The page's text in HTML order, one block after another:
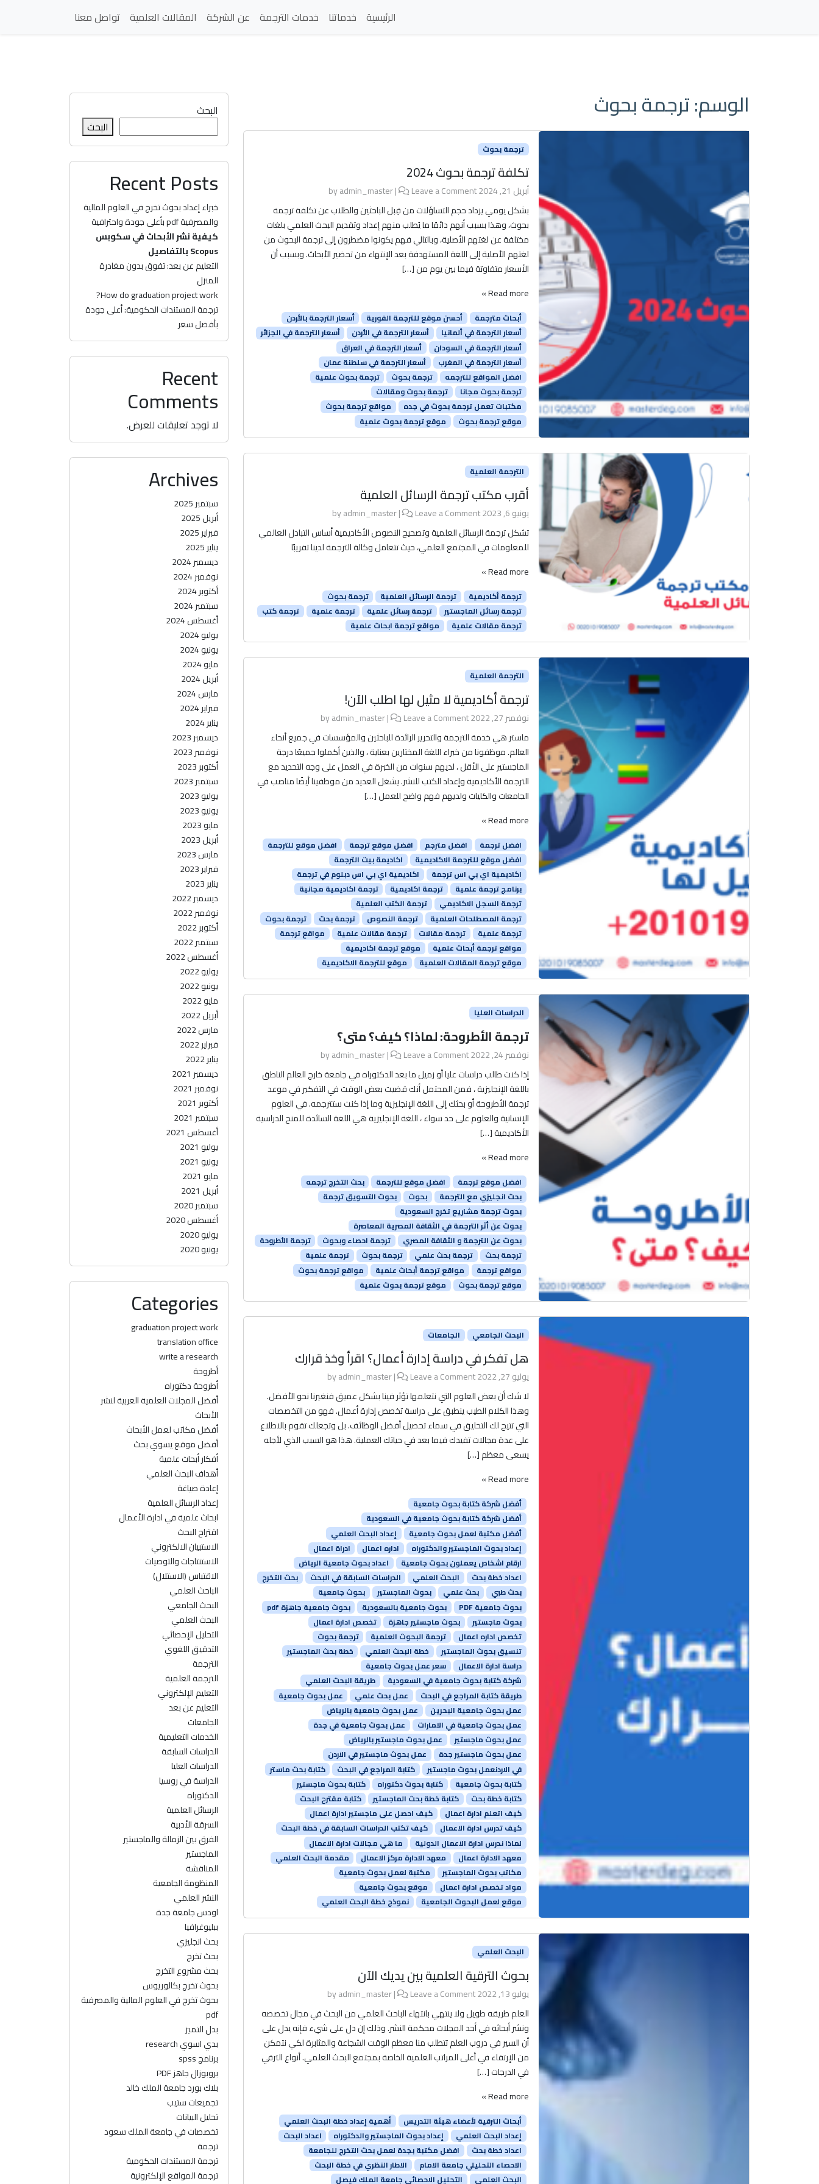
الرئيسية خدماتنا خدمات الترجمة عن الشركة المقالات العلمية تواصل معنا
الوسم:ترجمة بحوث
ترجمة بحوث
تكلفة ترجمة بحوث 2024
أبريل 21, 2024 by
admin_master|
Leave a Comment
بشكل يومي يزداد حجم التساؤلات من قِبل الباحثين والطلاب عن تكلفة ترجمة
بحوث، وهذا بسبب أنهم دائمًا ما يُطلب منهم إعداد وتقديم البحث العلمي بلغات
مختلفة عن لغتهم الأصلية، وبالتالي فهم يكونوا مضطرون إلى ترجمة البحوث من
لغتهم الأصلية إلى اللغة المستهدفة بعد الإنتهاء من تحضير الأبحاث. وبسبب أن
الأسعار متفاوتة فيما بين يوم من […]
Read more »
أبحاث مترجمة أحسن موقع للترجمة الفورية
أسعار الترجمة بالأردن
أسعار الترجمة في ألمانيا
أسعار الترجمة في الأردن
أسعار الترجمة في الجزائر
أسعار الترجمة في السودان
أسعار الترجمة في العراق
أسعار الترجمة في المغرب
أسعار الترجمة في سلطنة عمان
افضل المواقع للترجمه
ترجمة بحوث
ترجمة بحوث علمية
ترجمة بحوث مجانا
ترجمة بحوث ومقالات
مكتبات تعمل ترجمة بحوث في جده
مواقع ترجمة بحوث
موقع ترجمة بحوث
موقع ترجمة بحوث علمية
الترجمة العلمية
أقرب مكتب ترجمة الرسائل العلمية
يونيو 6, 2023 by
admin_master|
Leave a Comment
تشكل ترجمة الرسائل العلمية وتصحيح النصوص الأكاديمية أساس التبادل العالمي
للمعلومات في المجتمع العلمي، حيث تتعامل وكالة الترجمة لدينا تقريبًا
Read more »
ترجمة أكاديمية ترجمة الرسائل العلمية
ترجمة بحوث
ترجمة رسائل الماجستير
ترجمة رسائل علمية ترجمة علمية
ترجمة كتب
ترجمة مقالات علمية
مواقع ترجمة ابحاث علمية
الترجمة العلمية
ترجمة أكاديمية لا مثيل لها اطلب الآن!
نوفمبر 27, 2022 by
admin_master|
Leave a Comment
ماستر هي خدمة الترجمة والتحرير الرائدة للباحثين والمؤسسات في جميع أنحاء
العالم. موظفونا من خبراء اللغة المختارين بعناية ، والذين أكملوا جميعًا درجة
الماجستير على الأقل ، لديهم سنوات من الخبرة في العمل على وجه التحديد مع
الترجمة الأكاديمية وإعداد الكتب للنشر. يشغل العديد من موظفينا أيضًا مناصب في
الجامعات والكليات ولديهم فهم واضح للعمل […]
Read more »
افضل ترجمة افضل مترجم افضل موقع ترجمة
افضل موقع للترجمة
افضل موقع للترجمة الاكاديمية
اكاديمة بيت الترجمة
اكاديمية اي بي اس ترجمة
اكاديمية اي بي اس دبلوم في ترجمة
برنامج ترجمة علمية
ترجمة اكاديمية
ترجمة اكاديمية مجانية
ترجمة السجل الاكاديمي
ترجمة الكتب العلمية
ترجمة المصطلحات العلمية
ترجمة النصوص ترجمة بحث
ترجمة بحوث
ترجمة علمية
ترجمة مقالات ترجمة مقالات علمية
مواقع ترجمة
مواقع ترجمة أبحاث علمية
موقع ترجمة اكاديمية
موقع ترجمة المقالات العلمية
موقع للترجمة الاكاديمية
الدراسات العليا
ترجمة الأطروحة: لماذا؟ كيف؟ متى؟
نوفمبر 24, 2022 by
admin_master|
Leave a Comment
إذا كنت طالب دراسات عليا أو زميل ما بعد الدكتوراه في جامعة خارج العالم الناطق
باللغة الإنجليزية ، فمن المحتمل أنك قضيت بعض الوقت في التفكير في موعد
ترجمة الأطروحة أو بحثك إلى اللغة الإنجليزية وما إذا كنت ستترجمه. في العلوم
الإنسانية والعلوم على حد سواء ، اللغة الإنجليزية هي اللغة السائدة للمنح الدراسية
الأكاديمية […]
Read more »
افضل موقع ترجمة افضل موقع للترجمة
بحث التخرج ترجمه
بحث انجليزي مع الترجمة
بحوث
بحوث التسويق ترجمة
بحوث ترجمة مشاريع تخرج السعودية
بحوث عن أثر الترجمة في الثقافة المصرية المعاصرة
بحوث عن الترجمة و الثقافة المصري
ترجمة احصاء وبحوث
ترجمة الأطروحة
ترجمة بحث
ترجمة بحث علمي ترجمة بحوث
ترجمة علمية
مواقع ترجمة
مواقع ترجمة أبحاث علمية
مواقع ترجمة بحوث
موقع ترجمة بحوث
موقع ترجمة بحوث علمية
البحث الجامعي الجامعات
هل تفكر في دراسة إدارة أعمال؟ اقرأ وخذ قرارك
يوليو 27, 2022 by
admin_master|
Leave a Comment
لا شك أن بعض العلوم التي نتعلمها تؤثر فينا بشكل عميق فنغيرنا نحو الأفضل.
وهذا الكلام الطيب ينطبق على دراسة تخصص إدارة أعمال. فهو من التخصصات
التي تتيح لك التحليق في سماء تحصيل أفضل الوظائف. بل وتجعلك تقوم بالاطلاع
على عدة مجالات تفيدك فيما بعد في حياتك العملية. هذا هو السبب الذي لأجله
يسعى معظم […]
Read more »
أفضل شركة كتابة بحوث جامعية
أفضل شركة كتابة بحوث جامعية في السعودية
أفضل مكتبة لعمل بحوث جامعية
إعداد البحث العلمي
إعداد بحوث الماجستير والدكتوراه
اداره اعمال
ادراة اعمال
ارقام اشخاص يعملون بحوث جامعية
اعداد بحوث جامعية الرياض
اعداد خطة بحث
البحث العلمي الدراسات السابقة في البحث
بحث التخرج
بحث طبي
بحث علمي بحوث الماجستير
بحوث جامعية
بحوث جامعية PDF
بحوث جامعية بالسعودية
بحوث جامعية جاهزة pdf
بحوث ماجستير
بحوث ماجستير جاهزة
تخصص ادارة اعمال
تخصص اداره اعمال
ترجمة البحوث العلمية
ترجمة بحوث
تنسيق بحوث الماجستير
خطة البحث العلمي
خطة بحث الماجستير
دراسة ادارة الاعمال
سعر عمل بحوث جامعية
شركة كتابة بحوث جامعية في السعودية
طريقة البحث العلمي
طريقة كتابة المراجع في البحث
عمل بحث علمي
عمل بحوث جامعية
عمل بحوث جامعية البحرين
عمل بحوث جامعية بالرياض
عمل بحوث جامعية في الامارات
عمل بحوث جامعية في جدة
عمل بحوث ماجستير
عمل بحوث ماجستير بالرياض
عمل بحوث ماجستير جدة
عمل بحوث ماجستير في الاردن
في الاردنعمل بحوث ماجستير
كتابة المراجع في البحث
كتابة بحث ماستر
كتابة بحوث جامعية
كتابة بحوث دكتوراه
كتابة بحوث ماجستير
كتابة خطة بحث
كتابة خطة بحث الماجستير
كتابة مقترح البحث
كيف اتعلم ادارة اعمال
كيف احصل على ماجستير ادارة اعمال
كيف تدرس ادارة الاعمال
كيف تكتب الدراسات السابقة في خطة البحث
لماذا ندرس ادارة الاعمال الدولية
ما هي مجالات ادارة الاعمال
معهد الادارة اعمال
معهد الادارة مركز الاعمال
مقدمة البحث العلمي
مكاتب بحوث الماجستير
مكتبة لعمل بحوث جامعية
مواد تخصص ادارة اعمال
موقع بحوث جامعية
موقع لعمل البحوث الجامعية
نموذج خطة البحث العلمي
البحث العلمي
بحوث الترقية العلمية بين يديك الآن
يوليو 13, 2022 by
admin_master|
Leave a Comment
العلم طريقه طويل ولا ينتهي بانتهاء الباحث العلمي من البحث في مجال تخصصه
ونشر أبحاثه في أحد المجلات محكمة النشر. وذلك إن دل على شيء فإنه يدل على
أن السير في دروب العلم تتطلب منا معظم الوقت الشجاعة والمثابرة لكي نتمكن
من الإرتقاء في أعلى المراتب العلمية الخاصة بمجتمع البحث العلمي. أنواع الترقي
في الدرجات […]
Read more »
أبحاث الترقية لأعضاء هيئة التدريس
أهمية إعداد خطة البحث العلمي
إعداد البحث العلمي
إعداد بحوث الماجستير والدكتوراه
اعداد البحث
اعداد خطة بحث
افضل مكتبة بجدة لعمل بحث التخرج للجامعة
الاحصاء التحليلي جامعة الامام
الاطار النظري في خطة البحث
البحث العلمي
التحليل الاحصائي جامعة الملك فيصل
البحث
البحث
Recent Posts
خبراء إعداد بحوث تخرج في العلوم المالية
والمصرفية pdf بأعلى جودة واحترافية
كيفية نشر الأبحاث في سكوبس
Scopus بالتفاصيل
التعليم عن بعد: تفوق بدون مغادرة
المنزل
How do graduation project work?
ترجمة المستندات الحكومية: أعلى جودة
بأفضل سعر
Recent
Comments
لا توجد تعليقات للعرض.
Archives
سبتمبر 2025
أبريل 2025
فبراير 2025
يناير 2025
ديسمبر 2024
نوفمبر 2024
أكتوبر 2024
سبتمبر 2024
أغسطس 2024
يوليو 2024
يونيو 2024
مايو 2024
أبريل 2024
مارس 2024
فبراير 2024
يناير 2024
ديسمبر 2023
نوفمبر 2023
أكتوبر 2023
سبتمبر 2023
يوليو 2023
يونيو 2023
مايو 2023
أبريل 2023
مارس 2023
فبراير 2023
يناير 2023
ديسمبر 2022
نوفمبر 2022
أكتوبر 2022
سبتمبر 2022
أغسطس 2022
يوليو 2022
يونيو 2022
مايو 2022
أبريل 2022
مارس 2022
فبراير 2022
يناير 2022
ديسمبر 2021
نوفمبر 2021
أكتوبر 2021
سبتمبر 2021
أغسطس 2021
يوليو 2021
يونيو 2021
مايو 2021
أبريل 2021
سبتمبر 2020
أغسطس 2020
يوليو 2020
يونيو 2020
Categories
graduation project work
translation office
write a research
أطروحة
أطروحة دكتوراه
أفضل المجلات العلمية العربية لنشر
الأبحاث
أفضل مكاتب لعمل الأبحاث
أفضل موقع يسوي بحث
أفكار أبحاث علمية
أهداف البحث العلمي
إعادة صياغة
إعداد الرسائل العلمية
ابحاث علمية في ادارة الأعمال
اقتراح البحث
الاستبيان الالكتروني
الاستنتاجات والتوصيات
الاقتباس (الاستلال)
الباحث العلمي
البحث الجامعي
البحث العلمي
التحليل الإحصائي
التدقيق اللغوي
الترجمة
الترجمة العلمية
التعليم الإلكتروني
التعليم عن بعد
الجامعات
الخدمات التعليمية
الدراسات السابقة
الدراسات العليا
الدراسة في روسيا
الدكتوراه
الرسائل العلمية
السرقة الأدبية
الفرق بين الزمالة والماجستير
الماجستير
المناقشة
المنظومة الجامعية
النشر العلمي
اودس جامعة جدة
ببليوغرافيا
بحث انجليزي
بحث تخرج
بحث مشروع التخرج
بحوث تخرج بكالوريوس
بحوث تخرج في العلوم المالية والمصرفية
pdf
بدل التميز
بدي اسوي research
برنامج spss
بروبوزال جاهز PDF
بلاك بورد جامعة الملك خالد
تجميعات ستيب
تحليل البيانات
تخصصات في جامعة الملك سعود
ترجمة
ترجمة المستندات الحكومية
ترجمة المواقع الإلكترونية